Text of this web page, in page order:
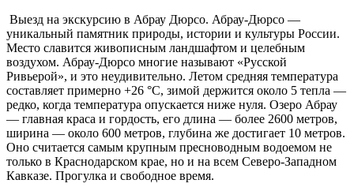
Выезд на экскурсию в Абрау Дюрсо. Абрау-Дюрсо —
уникальный памятник природы, истории и культуры России.
Место славится живописным ландшафтом и целебным
воздухом. Абрау-Дюрсо многие называют «Русской
Ривьерой», и это неудивительно. Летом средняя температура
составляет примерно +26 °С, зимой держится около 5 тепла —
редко, когда температура опускается ниже нуля. Озеро Абрау
— главная краса и гордость, его длина — более 2600 метров,
ширина — около 600 метров, глубина же достигает 10 метров.
Оно считается самым крупным пресноводным водоемом не
только в Краснодарском крае, но и на всем Северо-Западном
Кавказе. Прогулка и свободное время.